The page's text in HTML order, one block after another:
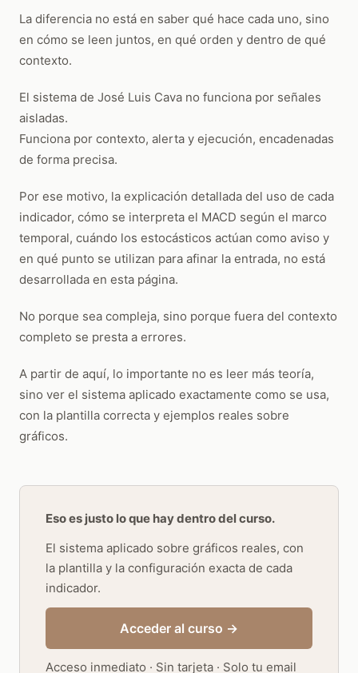
La diferencia no está en saber qué hace cada uno, sino
en cómo se leen juntos, en qué orden y dentro de qué
contexto.
El sistema de José Luis Cava no funciona por señales
aisladas.
Funciona por contexto, alerta y ejecución, encadenadas
de forma precisa.
Por ese motivo, la explicación detallada del uso de cada
indicador, cómo se interpreta el MACD según el marco
temporal, cuándo los estocásticos actúan como aviso y
en qué punto se utilizan para afinar la entrada, no está
desarrollada en esta página.
No porque sea compleja, sino porque fuera del contexto
completo se presta a errores.
A partir de aquí, lo importante no es leer más teoría,
sino ver el sistema aplicado exactamente como se usa,
con la plantilla correcta y ejemplos reales sobre
gráficos.
Eso es justo lo que hay dentro del curso.
El sistema aplicado sobre gráficos reales, con
la plantilla y la configuración exacta de cada
indicador.
Acceder al curso →
Acceso inmediato · Sin tarjeta · Solo tu email